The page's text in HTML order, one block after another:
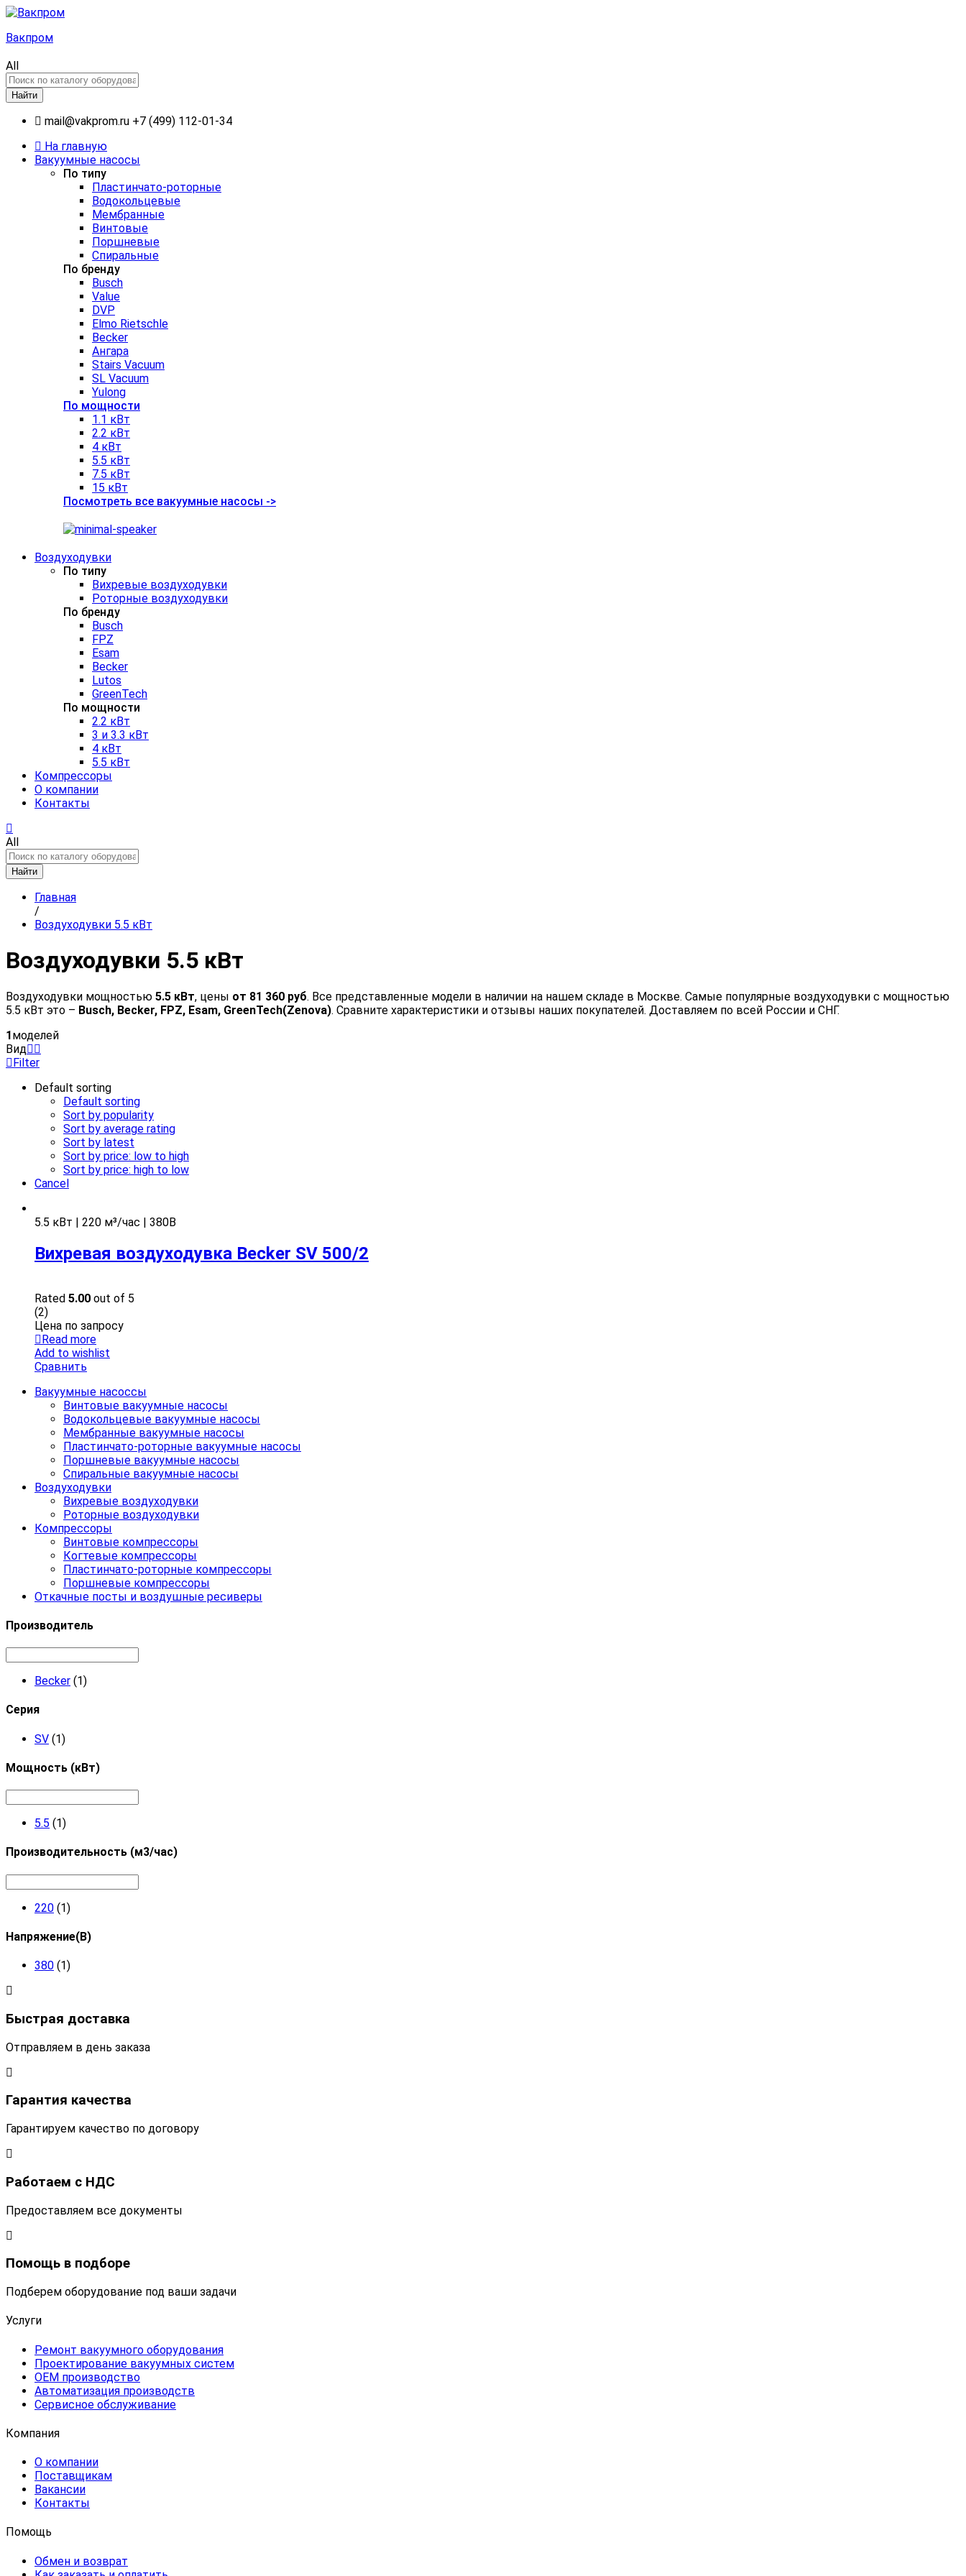
Вакпром
All
Найти
mail@vakprom.ru +7 (499) 112-01-34
На главную
Вакуумные насосы
По типу
Пластинчато-роторные
Водокольцевые
Мембранные
Винтовые
Поршневые
Спиральные
По бренду
Busch
Value
DVP
Elmo Rietschle
Becker
Ангара
Stairs Vacuum
SL Vacuum
Yulong
По мощности
1.1 кВт
2.2 кВт
4 кВт
5.5 кВт
7.5 кВт
15 кВт
Посмотреть все вакуумные насосы ->
Воздуходувки
По типу
Вихревые воздуходувки
Роторные воздуходувки
По бренду
Busch
FPZ
Esam
Becker
Lutos
GreenTech
По мощности
2.2 кВт
3 и 3.3 кВт
4 кВт
5.5 кВт
Компрессоры
О компании
Контакты
All
Найти
Главная
/
Воздуходувки 5.5 кВт
Воздуходувки 5.5 кВт
Воздуходувки мощностью 5.5 кВт, цены от 81 360 руб. Все представленные модели в наличии на нашем складе в Москве. Самые популярные воздуходувки с мощностью
5.5 кВт это – Busch, Becker, FPZ, Esam, GreenTech(Zenova). Сравните характеристики и отзывы наших покупателей. Доставляем по всей России и СНГ.
1моделей
Вид
Filter
Default sorting
Default sorting
Sort by popularity
Sort by average rating
Sort by latest
Sort by price: low to high
Sort by price: high to low
Cancel
5.5 кВт | 220 м³/час | 380В
Вихревая воздуходувка Becker SV 500/2
Rated 5.00 out of 5
(2)
Цена по запросу
Read more
Add to wishlist
Сравнить
Вакуумные насоссы
Винтовые вакуумные насосы
Водокольцевые вакуумные насосы
Мембранные вакуумные насосы
Пластинчато-роторные вакуумные насосы
Поршневые вакуумные насосы
Спиральные вакуумные насосы
Воздуходувки
Вихревые воздуходувки
Роторные воздуходувки
Компрессоры
Винтовые компрессоры
Когтевые компрессоры
Пластинчато-роторные компрессоры
Поршневые компрессоры
Откачные посты и воздушные ресиверы
Производитель
Becker (1)
Серия
SV (1)
Мощность (кВт)
5.5 (1)
Производительность (м3/час)
220 (1)
Напряжение(В)
380 (1)
Быстрая доставка
Отправляем в день заказа
Гарантия качества
Гарантируем качество по договору
Работаем с НДС
Предоставляем все документы
Помощь в подборе
Подберем оборудование под ваши задачи
Услуги
Ремонт вакуумного оборудования
Проектирование вакуумных систем
OEM производство
Автоматизация производств
Сервисное обслуживание
Компания
О компании
Поставщикам
Вакансии
Контакты
Помощь
Обмен и возврат